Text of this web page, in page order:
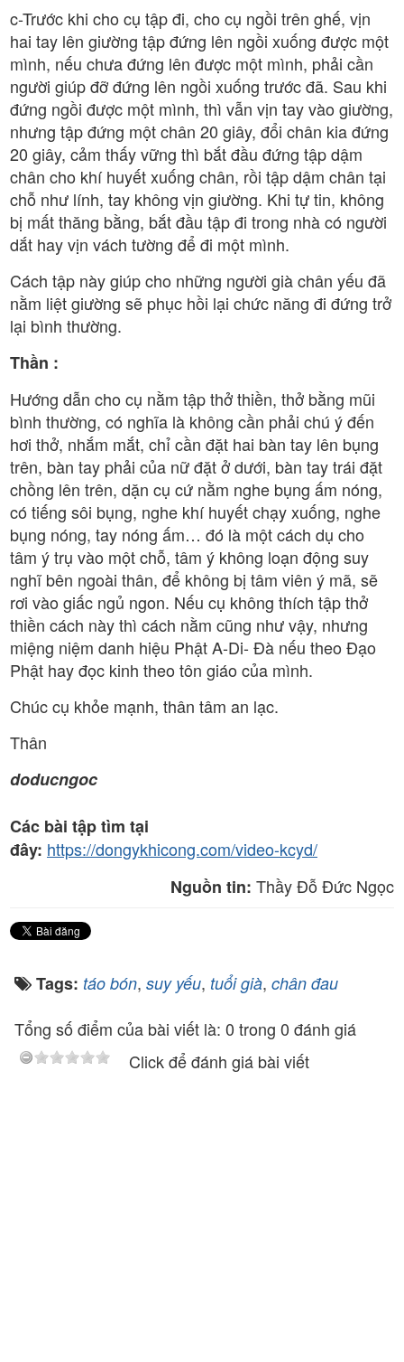
c-Trước khi cho cụ tập đi, cho cụ ngồi trên ghế, vịn
hai tay lên giường tập đứng lên ngồi xuống được một
mình, nếu chưa đứng lên được một mình, phải cần
người giúp đỡ đứng lên ngồi xuống trước đã. Sau khi
đứng ngồi được một mình, thì vẫn vịn tay vào giường,
nhưng tập đứng một chân 20 giây, đổi chân kia đứng
20 giây, cảm thấy vững thì bắt đầu đứng tập dậm
chân cho khí huyết xuống chân, rồi tập dậm chân tại
chỗ như lính, tay không vịn giường. Khi tự tin, không
bị mất thăng bằng, bắt đầu tập đi trong nhà có người
dắt hay vịn vách tường để đi một mình.
Cách tập này giúp cho những người già chân yếu đã
nằm liệt giường sẽ phục hồi lại chức năng đi đứng trở
lại bình thường.
Thần :
Hướng dẫn cho cụ nằm tập thở thiền, thở bằng mũi
bình thường, có nghĩa là không cần phải chú ý đến
hơi thở, nhắm mắt, chỉ cần đặt hai bàn tay lên bụng
trên, bàn tay phải của nữ đặt ở dưới, bàn tay trái đặt
chồng lên trên, dặn cụ cứ nằm nghe bụng ấm nóng,
có tiếng sôi bụng, nghe khí huyết chạy xuống, nghe
bụng nóng, tay nóng ấm… đó là một cách dụ cho
tâm ý trụ vào một chỗ, tâm ý không loạn động suy
nghĩ bên ngoài thân, để không bị tâm viên ý mã, sẽ
rơi vào giấc ngủ ngon. Nếu cụ không thích tập thở
thiền cách này thì cách nằm cũng như vậy, nhưng
miệng niệm danh hiệu Phật A-Di- Đà nếu theo Đạo
Phật hay đọc kinh theo tôn giáo của mình.
Chúc cụ khỏe mạnh, thân tâm an lạc.
Thân
doducngoc
Các bài tập tìm tại
đây: https://dongykhicong.com/video-kcyd/
Nguồn tin: Thầy Đỗ Đức Ngọc
Tags: táo bón, suy yếu, tuổi già, chân đau
Tổng số điểm của bài viết là: 0 trong 0 đánh giá
Click để đánh giá bài viết